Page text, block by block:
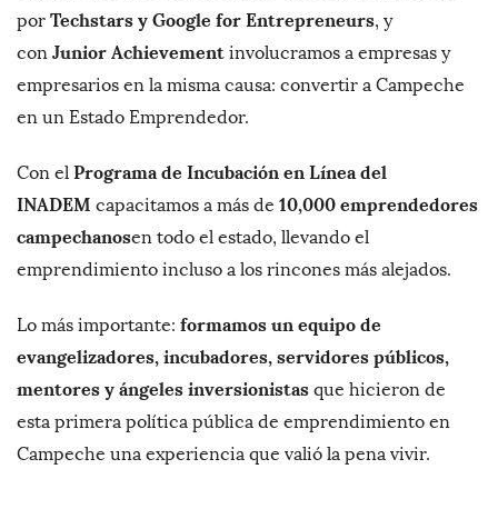
por Techstars y Google for Entrepreneurs, y
con Junior Achievement involucramos a empresas y
empresarios en la misma causa: convertir a Campeche
en un Estado Emprendedor.
Con el Programa de Incubación en Línea del
INADEM capacitamos a más de 10,000 emprendedores
campechanosen todo el estado, llevando el
emprendimiento incluso a los rincones más alejados.
Lo más importante: formamos un equipo de
evangelizadores, incubadores, servidores públicos,
mentores y ángeles inversionistas que hicieron de
esta primera política pública de emprendimiento en
Campeche una experiencia que valió la pena vivir.